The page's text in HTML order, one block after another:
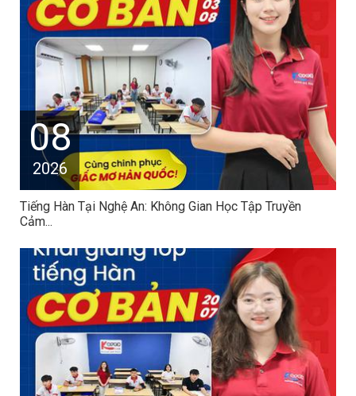
08
2026
Tiếng Hàn Tại Nghệ An: Không Gian Học Tập Truyền
Cảm...